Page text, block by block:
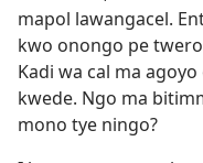
mapol lawangacel.
kwo onongo pe
Kadi wa cal ma
kwede. Ngo ma
mono tye ningo?